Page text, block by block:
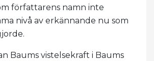
författarens namn inte
nivå av erkännande nu som
Baums vistelsekraft i Baums